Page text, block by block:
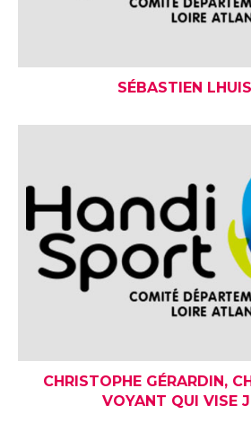
SÉBASTIEN
CHRISTOPHE GÉRARDIN,
VOYANT QUI VISE